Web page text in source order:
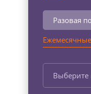
Разовая
Выберите